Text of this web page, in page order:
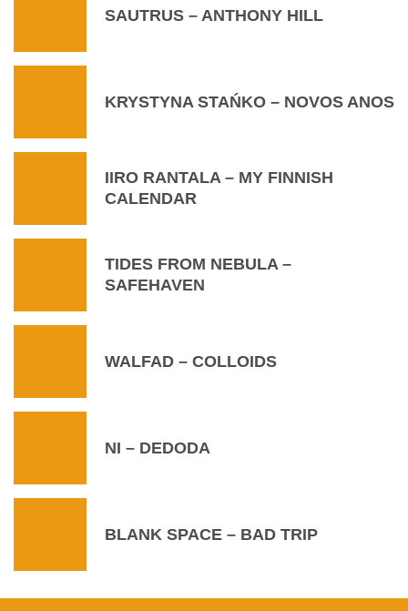
SAUTRUS – ANTHONY HILL
KRYSTYNA STAŃKO – NOVOS ANOS
IIRO RANTALA – MY FINNISH
CALENDAR
TIDES FROM NEBULA –
SAFEHAVEN
WALFAD – COLLOIDS
NI – DEDODA
BLANK SPACE – BAD TRIP